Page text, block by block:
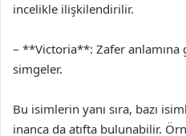
incelikle ilişkilendirilir.
– **Victoria**: Zafer anlamına
simgeler.
Bu isimlerin yanı sıra, bazı
inanca da atıfta bulunabilir.